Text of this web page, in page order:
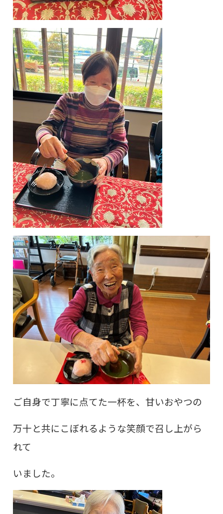
ご自身で丁寧に点てた一杯を、甘いおやつの
万十と共にこぼれるような笑顔で召し上がら
れて
いました。